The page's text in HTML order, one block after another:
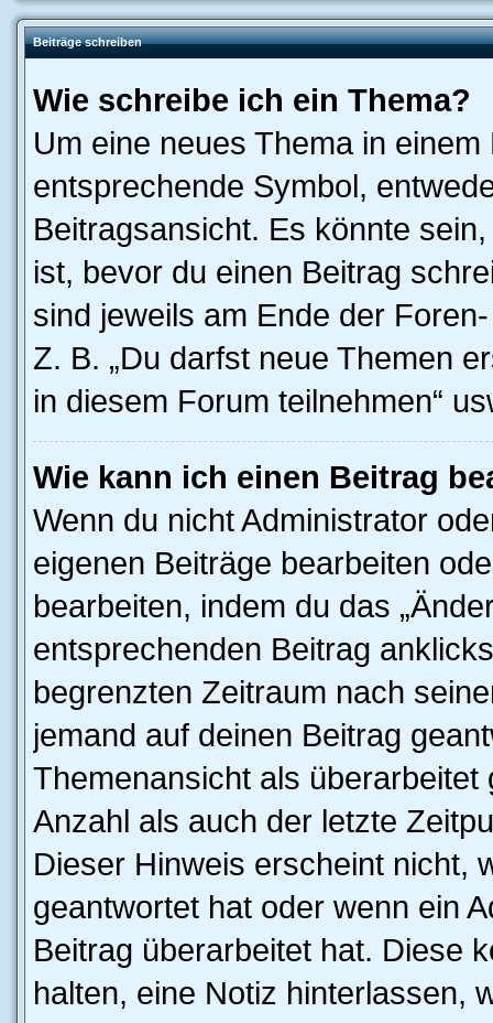
Beiträge schreiben
Wie schreibe ich ein Thema?
Um eine neues Thema in
entsprechende Symbol,
Beitragsansicht. Es könnte
ist, bevor du einen Beitrag
sind jeweils am Ende der
Z. B. „Du darfst neue Themen
in diesem Forum teilnehmen“
Wie kann ich einen Beitrag
Wenn du nicht Administrator
eigenen Beiträge bearbeiten
bearbeiten, indem du das
entsprechenden Beitrag
begrenzten Zeitraum nach
jemand auf deinen Beitrag
Themenansicht als
Anzahl als auch der letzte
Dieser Hinweis erscheint nicht,
geantwortet hat oder wenn ein
Beitrag überarbeitet hat. Diese
halten, eine Notiz hinterlassen,